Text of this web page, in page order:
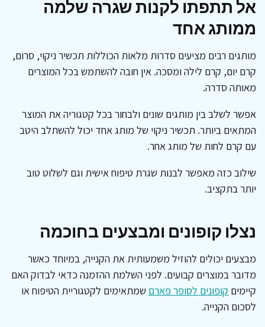
אל תתפתו לקנות שגרה שלמה
ממותג אחד
מותגים רבים מציעים סדרות מלאות הכוללות תכשיר ניקוי, סרום,
קרם יום, קרם לילה ומסכה. אין חובה להשתמש בכל המוצרים
מאותה סדרה.
אפשר לשלב בין מותגים שונים ולבחור בכל קטגוריה את המוצר
המתאים ביותר. תכשיר ניקוי של מותג אחד יכול להשתלב היטב
עם קרם לחות של מותג אחר.
שילוב כזה מאפשר לבנות שגרת טיפוח אישית וגם לשלוט טוב
יותר בתקציב.
נצלו קופונים ומבצעים בחוכמה
מבצעים יכולים להוזיל משמעותית את הקנייה, במיוחד כאשר
מדובר במוצרים קבועים. לפני השלמת ההזמנה כדאי לבדוק האם
קיימים קופונים לסופר פארם שמתאימים לקטגוריית הטיפוח או
לסכום הקנייה.